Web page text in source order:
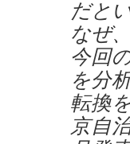
だと
なぜ
今回
を分
転換
京自